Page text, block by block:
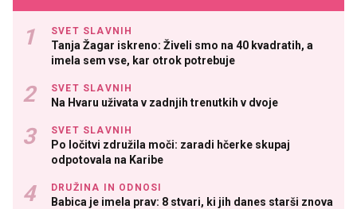
SVET SLAVNIH
Tanja Žagar iskreno: Živeli smo na 40 kvadratih, a
imela sem vse, kar otrok potrebuje
SVET SLAVNIH
Na Hvaru uživata v zadnjih trenutkih v dvoje
SVET SLAVNIH
Po ločitvi združila moči: zaradi hčerke skupaj
odpotovala na Karibe
DRUŽINA IN ODNOSI
Babica je imela prav: 8 stvari, ki jih danes starši znova